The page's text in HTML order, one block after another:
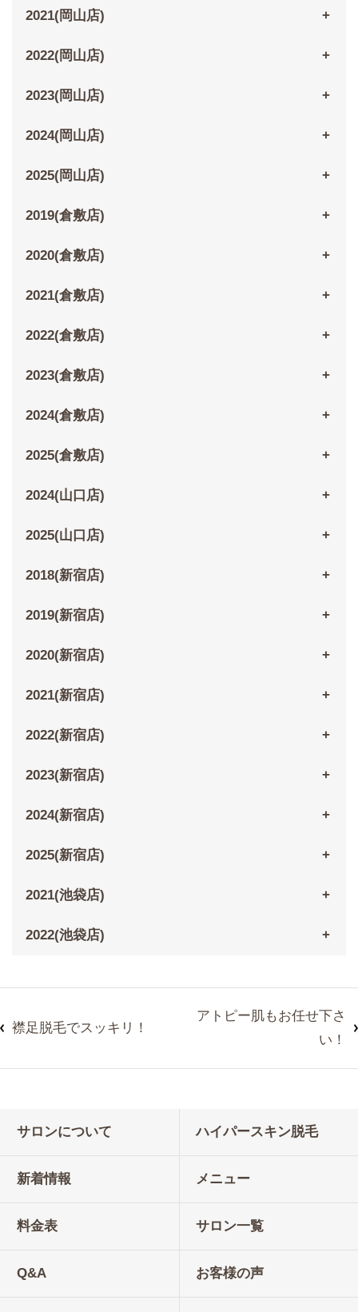
2021(岡山店)
2022(岡山店)
2023(岡山店)
2024(岡山店)
2025(岡山店)
2019(倉敷店)
2020(倉敷店)
2021(倉敷店)
2022(倉敷店)
2023(倉敷店)
2024(倉敷店)
2025(倉敷店)
2024(山口店)
2025(山口店)
2018(新宿店)
2019(新宿店)
2020(新宿店)
2021(新宿店)
2022(新宿店)
2023(新宿店)
2024(新宿店)
2025(新宿店)
2021(池袋店)
2022(池袋店)
襟足脱毛でスッキリ！
アトピー肌もお任せ下さ
い！
サロンについて ハイパースキン脱毛
新着情報 メニュー
料金表 サロン一覧
Q&A お客様の声